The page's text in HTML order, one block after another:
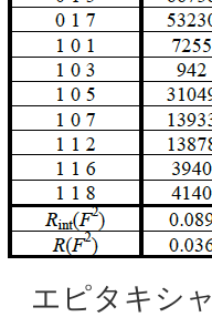
エピタキシャ